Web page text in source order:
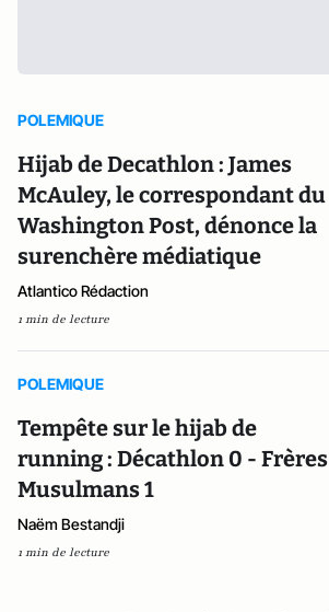
POLEMIQUE
Hijab de Decathlon : James
McAuley, le correspondant du
Washington Post, dénonce la
surenchère médiatique
Atlantico Rédaction
1 min de lecture
POLEMIQUE
Tempête sur le hijab de
running : Décathlon 0 - Frères
Musulmans 1
Naëm Bestandji
1 min de lecture